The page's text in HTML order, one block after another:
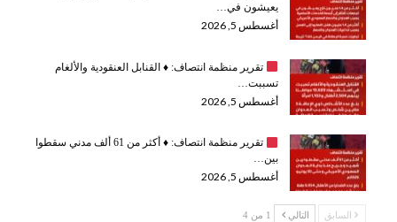
يعيشون في…
أغسطس 5, 2026
تقرير منظمة انتصاف: ♦️القنابل العنقودية والألغام
تسببت…
أغسطس 5, 2026
تقرير منظمة انتصاف: ♦️
أكثر من 61 ألف مدني سقطوا
بين…
أغسطس 5, 2026
السابق التالي 1 من 4